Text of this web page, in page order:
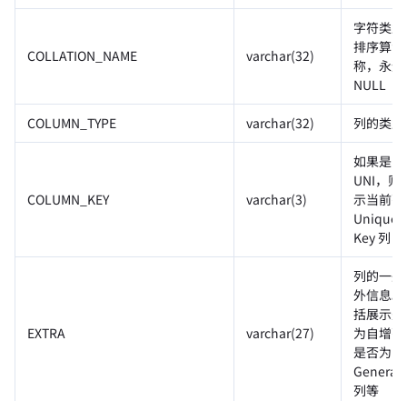
COLLATION_NAME varchar(32)
字符类
排序算
称，永
NULL
COLUMN_TYPE varchar(32) 列的类型
COLUMN_KEY varchar(3)
如果是
UNI，则
示当前
Unique
Key 列
EXTRA varchar(27)
列的一
外信息
括展示
为自增
是否为
列等